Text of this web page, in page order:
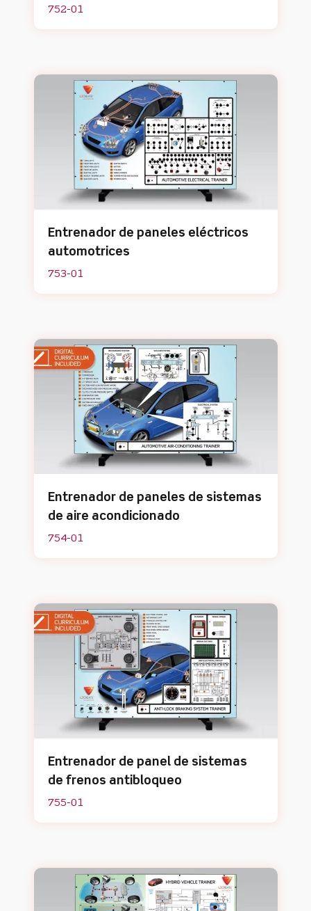
752-01
Entrenador de paneles eléctricos
automotrices
753-01
Entrenador de paneles de sistemas
de aire acondicionado
754-01
Entrenador de panel de sistemas
de frenos antibloqueo
755-01